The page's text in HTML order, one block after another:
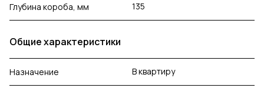
Глубина короба, мм 135
Общие характеристики
Назначение В квартиру